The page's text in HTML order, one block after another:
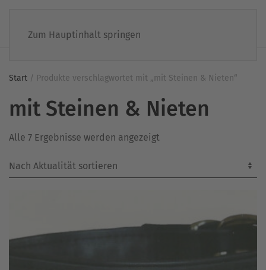
Zum Hauptinhalt springen
Start / Produkte verschlagwortet mit „mit Steinen & Nieten“
mit Steinen & Nieten
Alle 7 Ergebnisse werden angezeigt